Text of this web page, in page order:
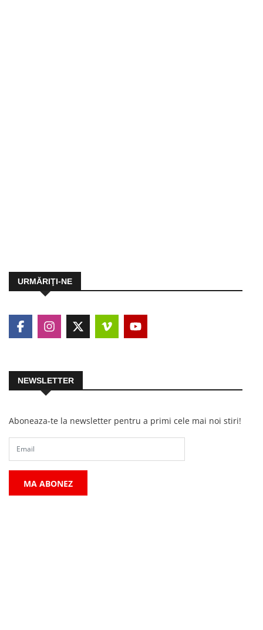
URMĂRIŢI-NE
NEWSLETTER
Aboneaza-te la newsletter pentru a primi cele mai noi stiri!
MA ABONEZ